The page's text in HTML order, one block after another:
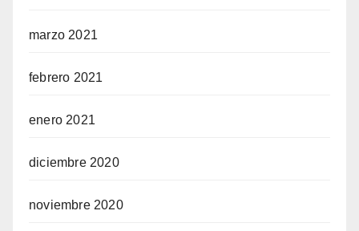
marzo 2021
febrero 2021
enero 2021
diciembre 2020
noviembre 2020